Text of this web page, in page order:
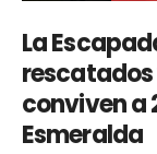
La
conviven a
Esmeralda